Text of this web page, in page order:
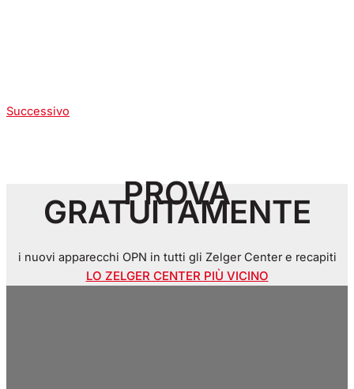
Successivo
PROVA
GRATUITAMENTE
i nuovi apparecchi OPN in tutti gli Zelger Center e recapiti
LO ZELGER CENTER PIÙ VICINO